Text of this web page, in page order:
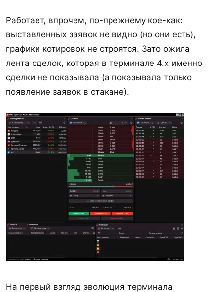
Работает, впрочем, по-прежнему кое-как:
выставленных заявок не видно (но они есть),
графики котировок не строятся. Зато ожила
лента сделок, которая в терминале 4.x именно
сделки не показывала (а показывала только
появление заявок в стакане).
На первый взгляд эволюция терминала